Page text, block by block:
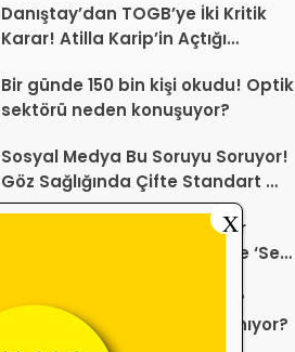
Danıştay’dan TOGB’ye İki Kritik
Karar! Atilla Karip’in Açtığı
Kararı
Bir günde 150 bin kişi okudu! Optik
sektörü neden konuşuyor?
Sosyal Medya Bu Soruyu Soruyor!
Göz Sağlığında Çifte Standart mı
Var?
TİTCK Bu Kampanyalara Dur
Diyecek mi? Sağlık ürününde ‘Set
Optik sektörü neden durdu?
Temmuz ayında neler yaşanıyor?
X